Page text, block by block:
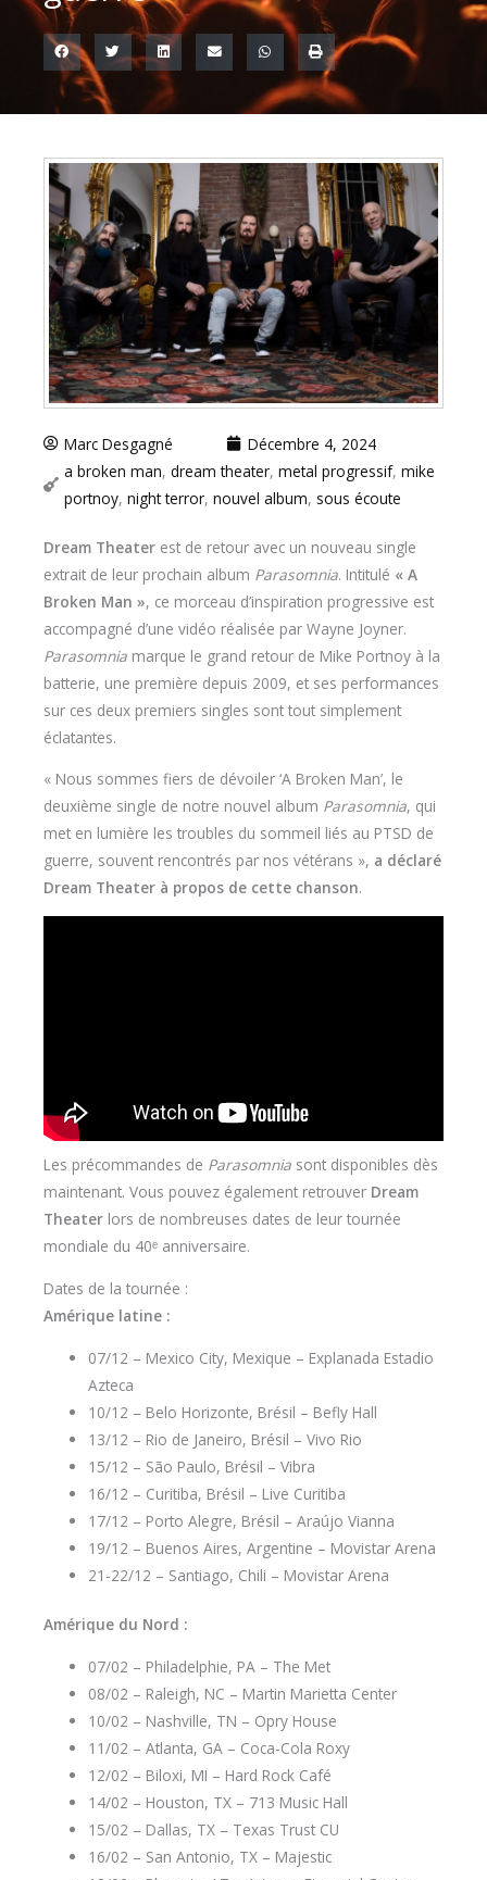
Marc Desgagné
Décembre 4, 2024
a broken man, dream theater, metal progressif, mike
portnoy, night terror, nouvel album, sous écoute
Dream Theater est de retour avec un nouveau single
extrait de leur prochain album Parasomnia. Intitulé « A
Broken Man », ce morceau d’inspiration progressive est
accompagné d’une vidéo réalisée par Wayne Joyner.
Parasomnia marque le grand retour de Mike Portnoy à la
batterie, une première depuis 2009, et ses performances
sur ces deux premiers singles sont tout simplement
éclatantes.
« Nous sommes fiers de dévoiler ‘A Broken Man’, le
deuxième single de notre nouvel album Parasomnia, qui
met en lumière les troubles du sommeil liés au PTSD de
guerre, souvent rencontrés par nos vétérans », a déclaré
Dream Theater à propos de cette chanson.
Les précommandes de Parasomnia sont disponibles dès
maintenant. Vous pouvez également retrouver Dream
Theater lors de nombreuses dates de leur tournée
mondiale du 40ᵉ anniversaire.
Dates de la tournée :
Amérique latine :
07/12 – Mexico City, Mexique – Explanada Estadio
Azteca
10/12 – Belo Horizonte, Brésil – Befly Hall
13/12 – Rio de Janeiro, Brésil – Vivo Rio
15/12 – São Paulo, Brésil – Vibra
16/12 – Curitiba, Brésil – Live Curitiba
17/12 – Porto Alegre, Brésil – Araújo Vianna
19/12 – Buenos Aires, Argentine – Movistar Arena
21-22/12 – Santiago, Chili – Movistar Arena
Amérique du Nord :
07/02 – Philadelphie, PA – The Met
08/02 – Raleigh, NC – Martin Marietta Center
10/02 – Nashville, TN – Opry House
11/02 – Atlanta, GA – Coca-Cola Roxy
12/02 – Biloxi, MI – Hard Rock Café
14/02 – Houston, TX – 713 Music Hall
15/02 – Dallas, TX – Texas Trust CU
16/02 – San Antonio, TX – Majestic